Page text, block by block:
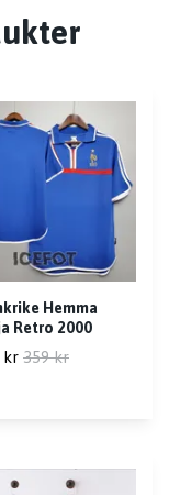
Hemma
Retro 2000
kr 359 kr